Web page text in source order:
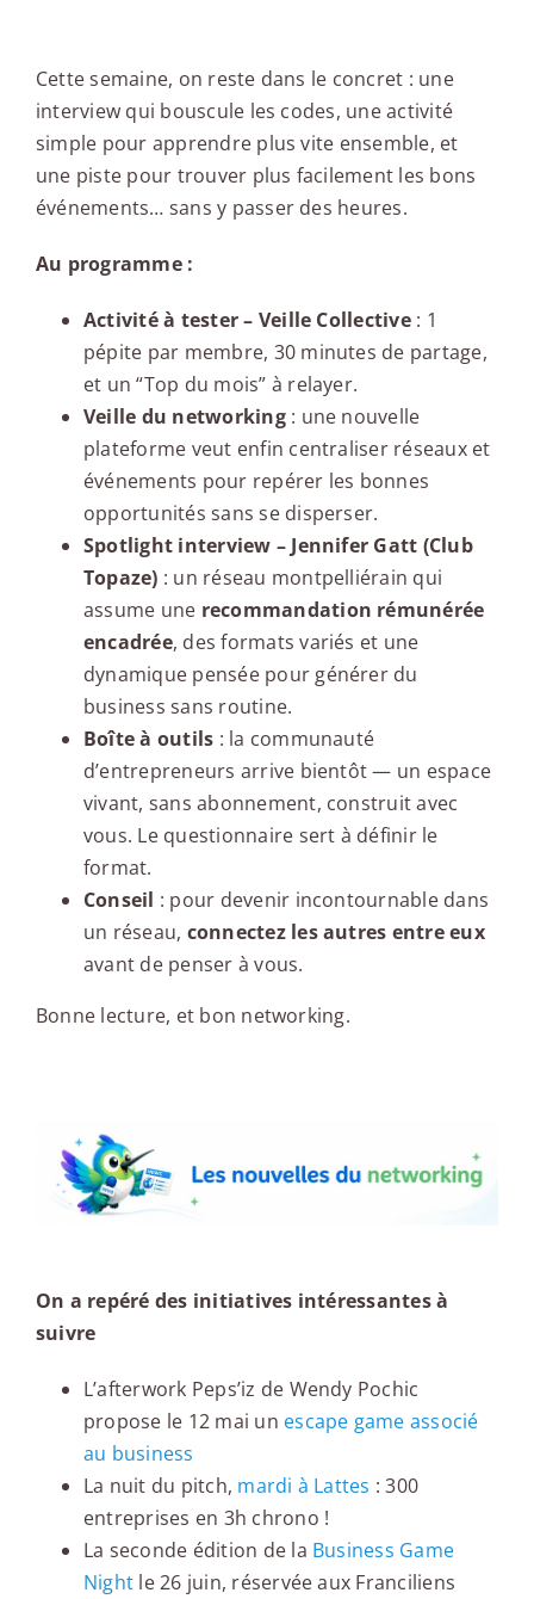
Cette semaine, on reste dans le concret : une
interview qui bouscule les codes, une activité
simple pour apprendre plus vite ensemble, et
une piste pour trouver plus facilement les bons
événements… sans y passer des heures.
Au programme :
Activité à tester – Veille Collective: 1
pépite par membre, 30 minutes de partage,
et un “Top du mois” à relayer.
Veille du networking: une nouvelle
plateforme veut enfin centraliser réseaux et
événements pour repérer les bonnes
opportunités sans se disperser.
Spotlight interview – Jennifer Gatt (Club
Topaze) : un réseau montpelliérain qui
assume une recommandation rémunérée
encadrée, des formats variés et une
dynamique pensée pour générer du
business sans routine.
Boîte à outils : la communauté
d’entrepreneurs arrive bientôt — un espace
vivant, sans abonnement, construit avec
vous. Le questionnaire sert à définir le
format.
Conseil : pour devenir incontournable dans
un réseau, connectez les autres entre eux
avant de penser à vous.
Bonne lecture, et bon networking.
On a repéré des initiatives intéressantes à
suivre
L’afterwork Peps’iz de Wendy Pochic
propose le 12 mai un escape game associé
au business
La nuit du pitch, mardi à Lattes : 300
entreprises en 3h chrono !
La seconde édition de la Business Game
Night le 26 juin, réservée aux Franciliens